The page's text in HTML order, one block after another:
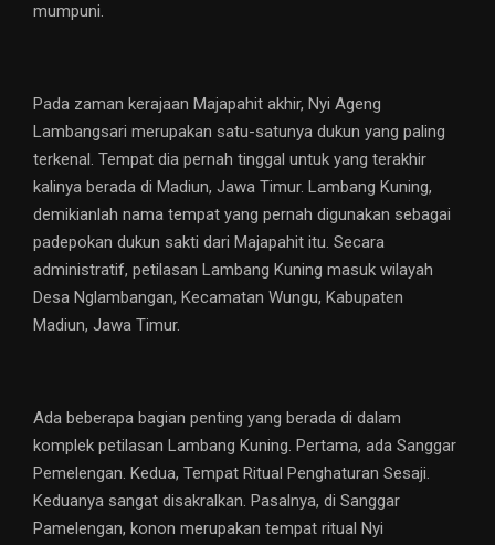
mumpuni.
Pada zaman kerajaan Majapahit akhir, Nyi Ageng
Lambangsari merupakan satu-satunya dukun yang paling
terkenal. Tempat dia pernah tinggal untuk yang terakhir
kalinya berada di Madiun, Jawa Timur. Lambang Kuning,
demikianlah nama tempat yang pernah digunakan sebagai
padepokan dukun sakti dari Majapahit itu. Secara
administratif, petilasan Lambang Kuning masuk wilayah
Desa Nglambangan, Kecamatan Wungu, Kabupaten
Madiun, Jawa Timur.
Ada beberapa bagian penting yang berada di dalam
komplek petilasan Lambang Kuning. Pertama, ada Sanggar
Pemelengan. Kedua, Tempat Ritual Penghaturan Sesaji.
Keduanya sangat disakralkan. Pasalnya, di Sanggar
Pamelengan, konon merupakan tempat ritual Nyi